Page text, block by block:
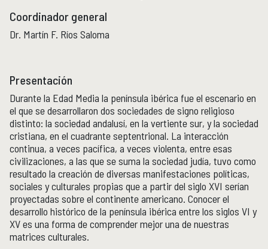
Cursos y diplomados vigentes
Próximamente
Publicaciones y librería
PUBLICACIONES
Novedades editoriales
Revistas académicas
Normas y políticas editoriales
Librería
Catálogo 1945-2025
Comunicación Pública de la Historia
COMUNICACIÓN PÚBLICA DE LA HISTORIA
Serie editorial Históricas Comunicación Pública
Podcast Históricas
Coordinador general
Dr. Martín F. Ríos Saloma
Presentación
Durante la Edad Media la península ibérica fue el escenario en
el que se desarrollaron dos sociedades de signo religioso
distinto: la sociedad andalusí, en la vertiente sur, y la sociedad
cristiana, en el cuadrante septentrional. La interacción
continua, a veces pacífica, a veces violenta, entre esas
civilizaciones, a las que se suma la sociedad judía, tuvo como
resultado la creación de diversas manifestaciones políticas,
sociales y culturales propias que a partir del siglo XVI serían
proyectadas sobre el continente americano. Conocer el
desarrollo histórico de la península ibérica entre los siglos VI y
XV es una forma de comprender mejor una de nuestras
matrices culturales.